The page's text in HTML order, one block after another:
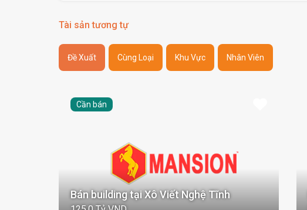
Tài sản tương tự
Đề Xuất Cùng Loại Khu Vực Nhân Viên
Cần bán
Bán building tại Xô Viết Nghệ Tĩnh